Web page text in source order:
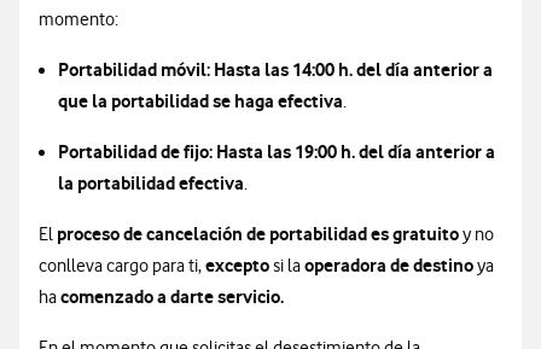
momento:
Portabilidad móvil: Hasta las 14:00 h. del día anterior a
que la portabilidad se haga efectiva.
Portabilidad de fijo: Hasta las 19:00 h. del día anterior a
la portabilidad efectiva.
El proceso de cancelación de portabilidad es gratuitoy no
conlleva cargo para ti,exceptosi laoperadora de destinoya
hacomenzado a darte servicio.